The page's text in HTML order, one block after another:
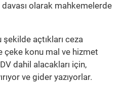
olarak mahkemelerde
açtıkları ceza
çeke konu mal ve hizmet
dahil alacakları için,
ve gider yazıyorlar.